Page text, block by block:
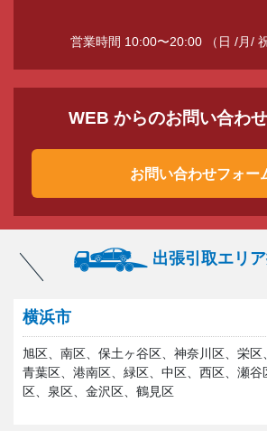
営業時間 10:00〜20:00 （日 /月/
WEB からのお問い合わ
お問い合わせフォー
出張引取エリア
横浜市
旭区、南区、保土ヶ谷区、神奈川区、栄区
青葉区、港南区、緑区、中区、西区、瀬谷
区、泉区、金沢区、鶴見区